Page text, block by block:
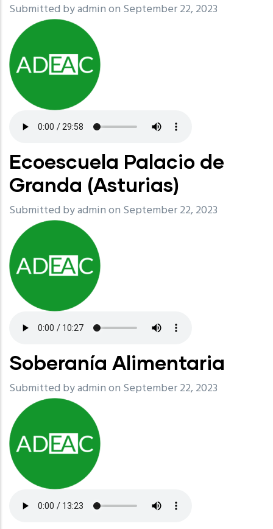
Submitted byadminon September 22, 2023
Ecoescuela Palacio de
Granda (Asturias)
Submitted byadminon September 22, 2023
Soberanía Alimentaria
Submitted byadminon September 22, 2023